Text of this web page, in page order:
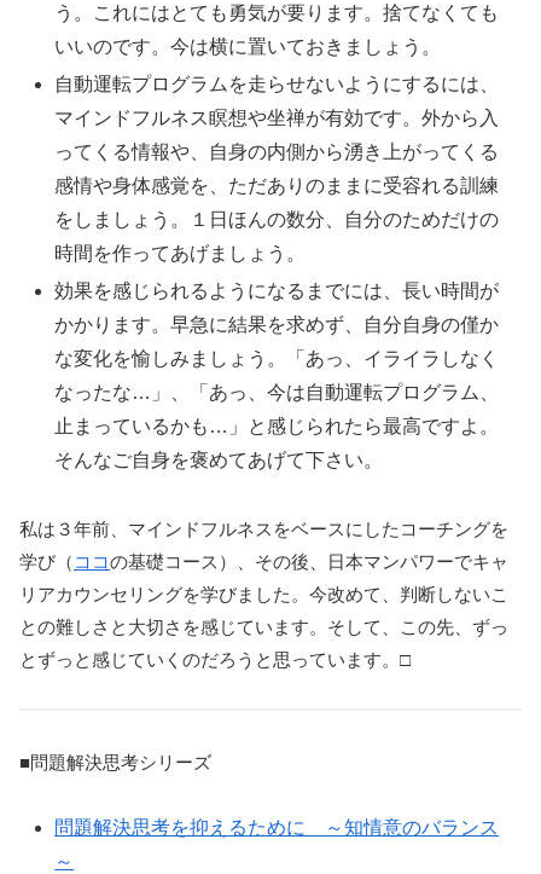
う。これにはとても勇気が要ります。捨てなくても
いいのです。今は横に置いておきましょう。
自動運転プログラムを走らせないようにするには、
マインドフルネス瞑想や坐禅が有効です。外から入
ってくる情報や、自身の内側から湧き上がってくる
感情や身体感覚を、ただありのままに受容れる訓練
をしましょう。１日ほんの数分、自分のためだけの
時間を作ってあげましょう。
効果を感じられるようになるまでには、長い時間が
かかります。早急に結果を求めず、自分自身の僅か
な変化を愉しみましょう。
「あっ、イライラしなく
なったな…」、「あっ、今は自動運転プログラム、
止まっているかも…」と感じられたら最高ですよ。
そんなご自身を褒めてあげて下さい。
私は３年前、マインドフルネスをベースにしたコーチングを
学び（ ココの基礎コース）、その後、日本マンパワーでキャ
リアカウンセリングを学びました。今改めて、判断しないこ
との難しさと大切さを感じています。そして、この先、ずっ
とずっと感じていくのだろうと思っています。□
■問題解決思考シリーズ
問題解決思考を抑えるために ～知情意のバランス
～